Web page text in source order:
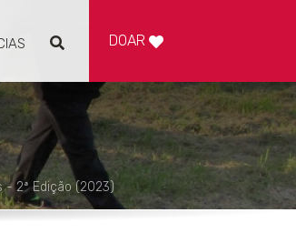
DOAR
2ª Edição (2023)